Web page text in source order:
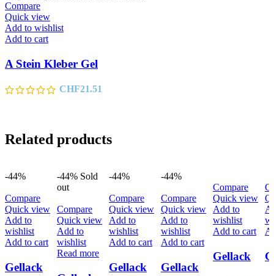
Compare
Quick view
Add to wishlist
Add to cart
A Stein Kleber Gel
CHF21.51
Related products
-44%
Compare
Quick view
Add to
wishlist
Add to cart
Gellack
-44% Sold
out
Compare
Quick view
Add to
wishlist
Read more
-44%
Compare
Quick view
Add to
wishlist
Add to cart
Gellack
-44%
Compare
Quick view
Add to
wishlist
Add to cart
Gellack
Compare
Quick view
Add to
wishlist
Add to cart
Gellack